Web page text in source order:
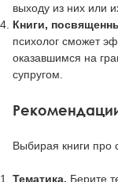
выходу из них или
Книги,
психолог сможет
оказавшимся на
супругом.
Выбирая книги про
Тематика. Берите